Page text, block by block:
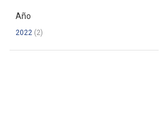
Año
2022 (2)